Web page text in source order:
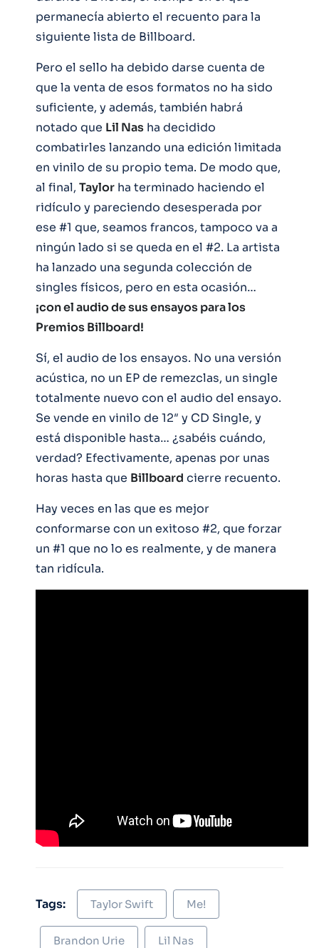
permanecía abierto el recuento para la
siguiente lista de Billboard.
Pero el sello ha debido darse cuenta de
que la venta de esos formatos no ha sido
suficiente, y además, también habrá
notado que Lil Nas ha decidido
combatirles lanzando una edición limitada
en vinilo de su propio tema. De modo que,
al final, Taylor ha terminado haciendo el
ridículo y pareciendo desesperada por
ese #1 que, seamos francos, tampoco va a
ningún lado si se queda en el #2. La artista
ha lanzado una segunda colección de
singles físicos, pero en esta ocasión…
¡con el audio de sus ensayos para los
Premios Billboard!
Sí, el audio de los ensayos. No una versión
acústica, no un EP de remezclas, un single
totalmente nuevo con el audio del ensayo.
Se vende en vinilo de 12″ y CD Single, y
está disponible hasta… ¿sabéis cuándo,
verdad? Efectivamente, apenas por unas
horas hasta que Billboard cierre recuento.
Hay veces en las que es mejor
conformarse con un exitoso #2, que forzar
un #1 que no lo es realmente, y de manera
tan ridícula.
Tags: Taylor Swift Me!
Brandon Urie Lil Nas